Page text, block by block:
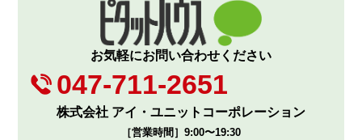
お気軽にお問い合わせください
047-711-2651
株式会社 アイ・ユニットコーポレーション
［営業時間］9:00〜19:30